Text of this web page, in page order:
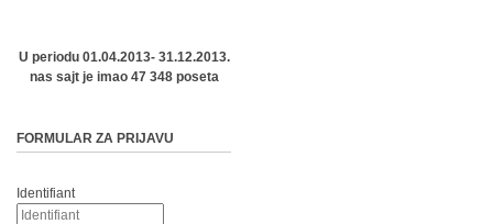
U periodu 01.04.2013- 31.12.2013.
nas sajt je imao 47 348 poseta
FORMULAR ZA PRIJAVU
Identifiant